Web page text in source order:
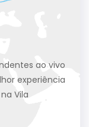
ao vivo
experiência
Vila